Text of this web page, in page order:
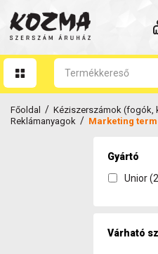
NINCS MÉG
Főoldal / Kéziszerszámok (fogók,
Reklámanyagok / Marketing
Gyártó
Unior
Várható